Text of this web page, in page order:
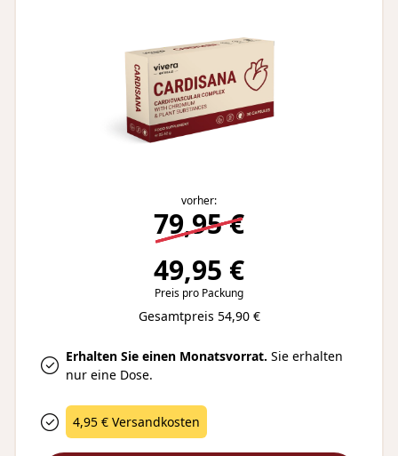
vorher:
79,95 €
49,95 €
Preis pro Packung
Gesamtpreis 54,90 €
Erhalten Sie einen Monatsvorrat. Sie erhalten
nur eine Dose.
4,95 € Versandkosten